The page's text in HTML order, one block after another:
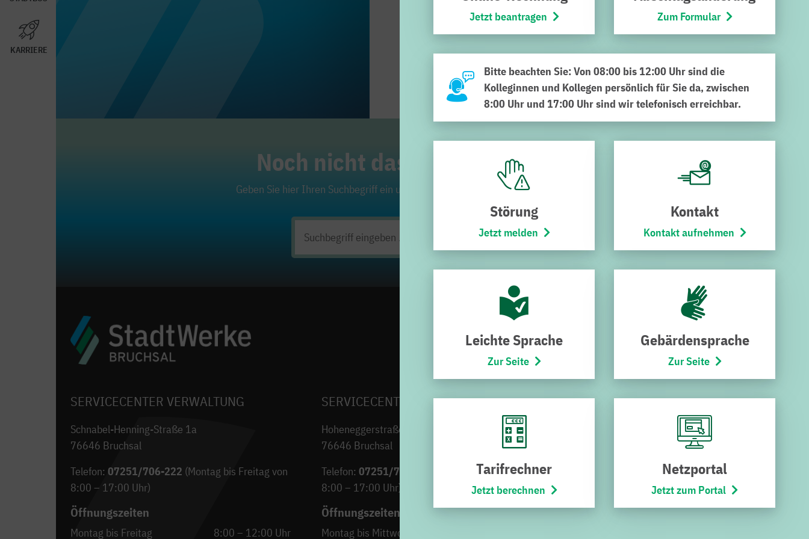
KARRIERE
Noch nicht das Richtige gefunden?
Geben Sie hier Ihren Suchbegriff ein und klicken Sie auf die Lupe. Viel Erfolg bei der Suche.
Suchen
nach:
SERVICECENTER VERWALTUNG
Schnabel-Henning-Straße 1a
76646 Bruchsal
Telefon:07251/706-222 (Montag bis Freitag von
8:00 – 17:00 Uhr)
Öffnungszeiten
Montag bis Freitag 8:00 – 12:00 Uhr
SERVICECENTER H7
Hoheneggerstraße 7
76646 Bruchsal
Telefon:07251/706-222
(Montag bis Freitag von
8:00 – 17:00 Uhr)
Öffnungszeiten
Montag bis Mittwoch
SCHNELLZUGRIF
SERVICES
Downloads
Kündigung
Widerruf
Jetzt beantragen Zum Formular
Bitte beachten Sie: Von 08:00 bis 12:00 Uhr sind die
Kolleginnen und Kollegen persönlich für Sie da, zwischen
8:00 Uhr und 17:00 Uhr sind wir telefonisch erreichbar.
Störung
Jetzt melden
Kontakt
Kontakt aufnehmen
Leichte Sprache
Zur Seite
Gebärdensprache
Zur Seite
Tarifrechner
Jetzt berechnen
Netzportal
Jetzt zum Portal